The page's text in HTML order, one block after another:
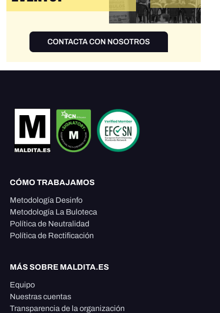
CÓMO TRABAJAMOS
Metodología Desinfo
Metodología La Buloteca
Política de Neutralidad
Política de Rectificación
MÁS SOBRE MALDITA.ES
Equipo
Nuestras cuentas
Transparencia de la organización